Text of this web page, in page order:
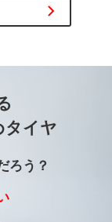
タイヤ
ろう？